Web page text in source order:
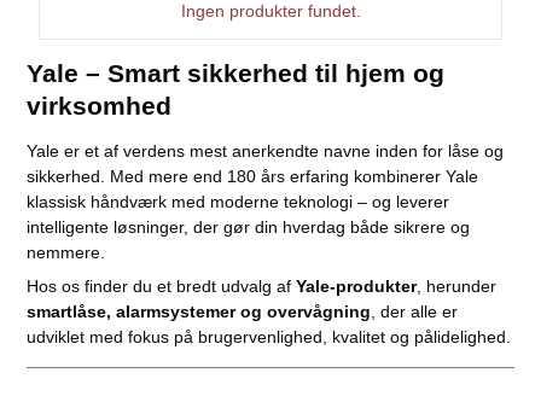
Ingen produkter fundet.
Yale – Smart sikkerhed til hjem og
virksomhed
Yale er et af verdens mest anerkendte navne inden for låse og
sikkerhed. Med mere end 180 års erfaring kombinerer Yale
klassisk håndværk med moderne teknologi – og leverer
intelligente løsninger, der gør din hverdag både sikrere og
nemmere.
Hos os finder du et bredt udvalg afYale-produkter, herunder
smartlåse, alarmsystemer og overvågning , der alle er
udviklet med fokus på brugervenlighed, kvalitet og pålidelighed.